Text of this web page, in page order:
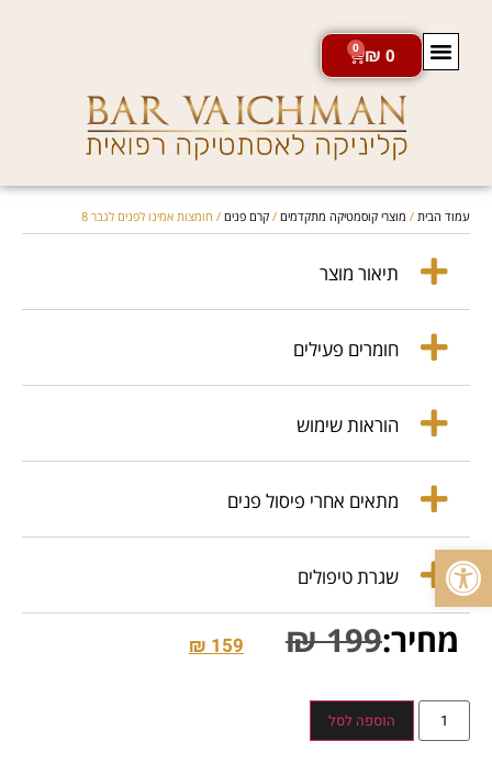
פתח סרגל נגישות
₪ 0
0
עמוד הבית / מוצרי קוסמטיקה מתקדמים / קרם פנים / חומצות אמינו לפנים לגבר 8
תיאור מוצר
חומרים פעילים
הוראות שימוש
מתאים אחרי פיסול פנים
שגרת טיפולים
מחיר: ₪199
₪ 159
הוספה לסל